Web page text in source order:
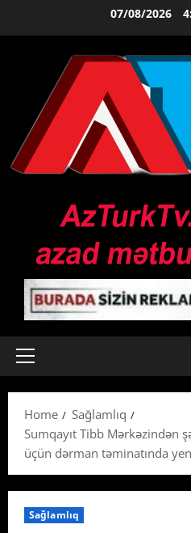
07/08/2026
Primary
Home
Sağlamlıq
Sumqayıt Tibb Mərkəzindən
üçün dərman təminatında
Sağlamlıq